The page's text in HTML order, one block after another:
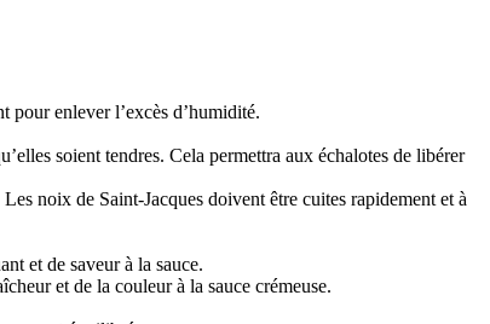
pour enlever l’excès d’humidité.
soient tendres. Cela permettra aux échalotes de libérer
noix de Saint-Jacques doivent être cuites rapidement et à
et de saveur à la sauce.
et de la couleur à la sauce crémeuse.